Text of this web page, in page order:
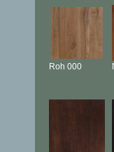
Roh 000